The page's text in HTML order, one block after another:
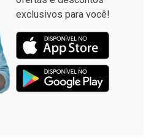
exclusivos para você!